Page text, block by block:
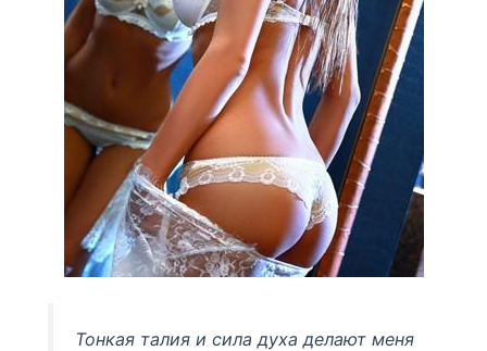
Тонкая талия и сила духа делают меня